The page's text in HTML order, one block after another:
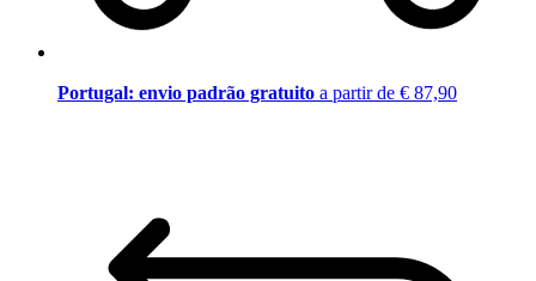
Portugal: envio padrão gratuito a partir de € 87,90